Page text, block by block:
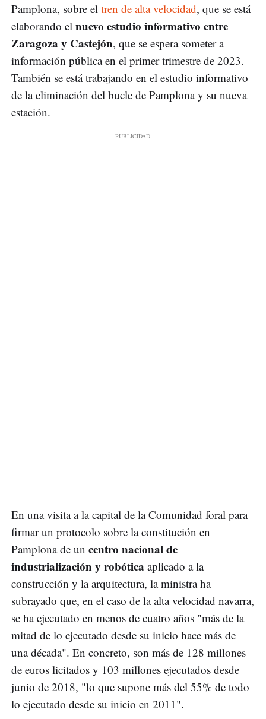
Pamplona, sobre el tren de alta velocidad, que se está
elaborando el nuevo estudio informativo entre
Zaragoza y Castejón, que se espera someter a
información pública en el primer trimestre de 2023.
También se está trabajando en el estudio informativo
de la eliminación del bucle de Pamplona y su nueva
estación.
En una visita a la capital de la Comunidad foral para
firmar un protocolo sobre la constitución en
Pamplona de un centro nacional de
industrialización y robótica aplicado a la
construcción y la arquitectura, la ministra ha
subrayado que, en el caso de la alta velocidad navarra,
se ha ejecutado en menos de cuatro años "más de la
mitad de lo ejecutado desde su inicio hace más de
una década". En concreto, son más de 128 millones
de euros licitados y 103 millones ejecutados desde
junio de 2018, "lo que supone más del 55% de todo
lo ejecutado desde su inicio en 2011".